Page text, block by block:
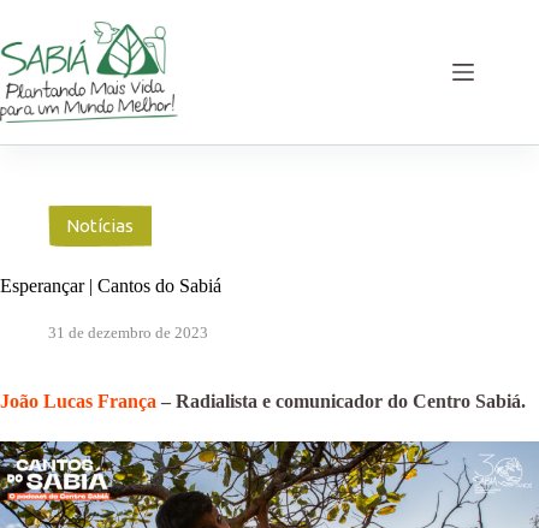
o
conteúdo
Notícias
Esperançar | Cantos do Sabiá
31 de dezembro de 2023
João Lucas França – Radialista e comunicador do Centro Sabiá.